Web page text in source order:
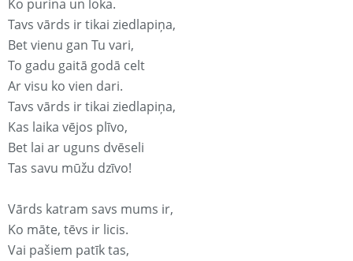
Ko purina un loka.
Tavs vārds ir tikai ziedlapiņa,
Bet vienu gan Tu vari,
To gadu gaitā godā celt
Ar visu ko vien dari.
Tavs vārds ir tikai ziedlapiņa,
Kas laika vējos plīvo,
Bet lai ar uguns dvēseli
Tas savu mūžu dzīvo!
Vārds katram savs mums ir,
Ko māte, tēvs ir licis.
Vai pašiem patīk tas,